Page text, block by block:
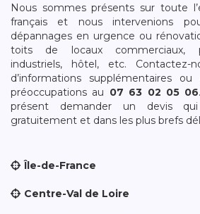
Nous sommes présents sur toute
français et nous intervenions
dépannages en urgence ou
toits de locaux commerciaux,
industriels, hôtel, etc. Contactez-
d’informations supplémentaires
préoccupations au 07 63 02 05 06
présent demander un devis
gratuitement et dans les plus brefs
Île-de-France
Centre-Val de Loire